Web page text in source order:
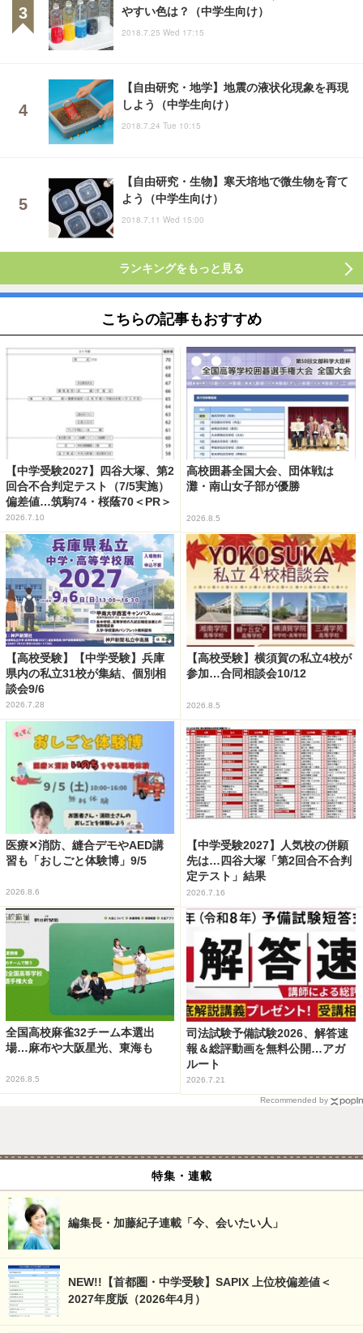
やすい色は？（中学生向け）
2018.7.25 Wed 17:15
【自由研究・地学】地震の液状化現象を再現
しよう（中学生向け）
2018.7.24 Tue 10:15
【自由研究・生物】寒天培地で微生物を育て
よう（中学生向け）
2018.7.11 Wed 15:00
ランキングをもっと見る
こちらの記事もおすすめ
【中学受験2027】四谷大塚、第2
回合不合判定テスト（7/5実施）
偏差値…筑駒74・桜蔭70＜PR＞
2026.7.10
高校囲碁全国大会、団体戦は
灘・南山女子部が優勝
2026.8.5
【高校受験】【中学受験】兵庫
県内の私立31校が集結、個別相
談会9/6
2026.7.28
【高校受験】横須賀の私立4校が
参加…合同相談会10/12
2026.8.5
医療✕消防、縫合デモやAED講
習も「おしごと体験博」9/5
2026.8.6
【中学受験2027】人気校の併願
先は…四谷大塚「第2回合不合判
定テスト」結果
2026.7.16
全国高校麻雀32チーム本選出
場…麻布や大阪星光、東海も
2026.8.5
司法試験予備試験2026、解答速
報＆総評動画を無料公開…アガ
ルート
2026.7.21
Recommended by
特集・連載
編集長・加藤紀子連載「今、会いたい人」
NEW!!【首都圏・中学受験】SAPIX 上位校偏差値＜
2027年度版（2026年4月）